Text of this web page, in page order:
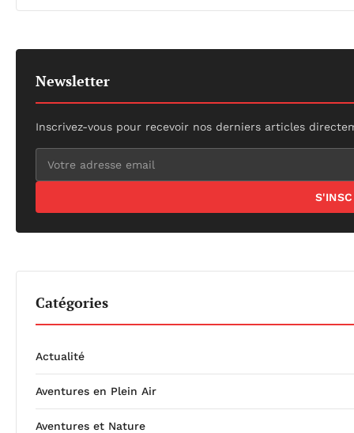
Newsletter
Inscrivez-vous pour recevoir nos derniers articles
Catégories
Actualité
Aventures en Plein Air
Aventures et Nature